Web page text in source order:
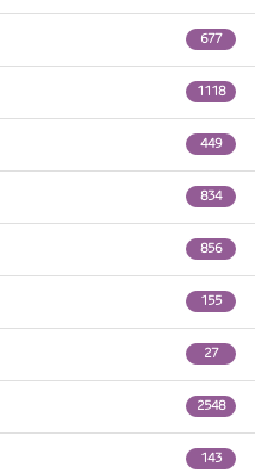
677
1118
449
834
856
155
27
2548
143